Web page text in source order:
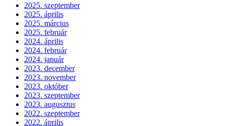
2025. szeptember
2025. április
2025. március
2025. február
2024. április
2024. február
2024. január
2023. december
2023. november
2023. október
2023. szeptember
2023. augusztus
2022. szeptember
2022. április